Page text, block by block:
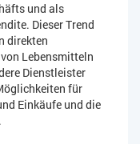
und als
Dieser Trend
direkten
Lebensmitteln
Dienstleister
für
Einkäufe und die